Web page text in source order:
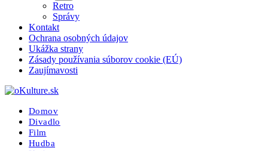
Retro
Správy
Kontakt
Ochrana osobných údajov
Ukážka strany
Zásady používania súborov cookie (EÚ)
Zaujímavosti
Domov
Divadlo
Film
Hudba